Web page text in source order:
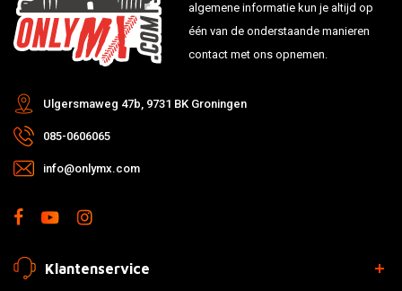
algemene informatie kun je altijd op
één van de onderstaande manieren
contact met ons opnemen.
Ulgersmaweg 47b, 9731 BK Groningen
085-0606065
info@onlymx.com
Klantenservice